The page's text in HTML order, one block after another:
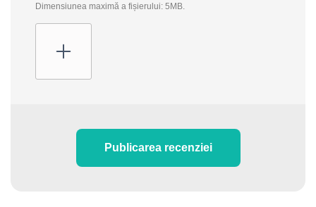
Dimensiunea maximă a fișierului: 5MB.
Publicarea recenziei